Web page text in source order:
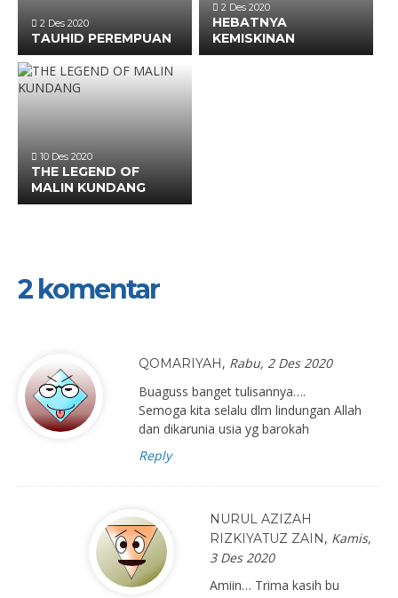
2 Des 2020
TAUHID PEREMPUAN
2 Des 2020
HEBATNYA
KEMISKINAN
10 Des 2020
THE LEGEND OF
MALIN KUNDANG
2 komentar
QOMARIYAH, Rabu, 2 Des 2020
Buaguss banget tulisannya….
Semoga kita selalu dlm lindungan Allah
dan dikarunia usia yg barokah
Reply
NURUL AZIZAH
RIZKIYATUZ ZAIN, Kamis,
3 Des 2020
Amiin… Trima kasih bu